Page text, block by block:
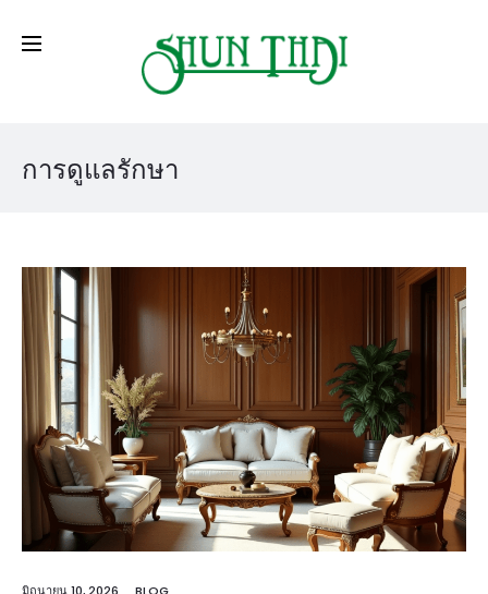
การดูแลรักษา
มิถุนายน 10, 2026 BLOG